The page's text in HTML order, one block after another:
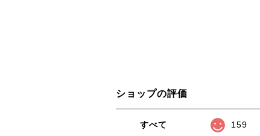
ショップの評価
すべて 159